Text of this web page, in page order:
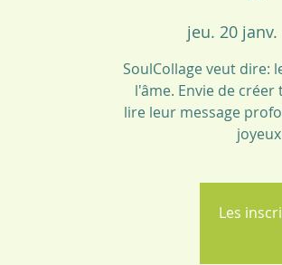
jeu. 20 janv.
SoulCollage veut dire:
l'âme. Envie de
lire leur message
Les